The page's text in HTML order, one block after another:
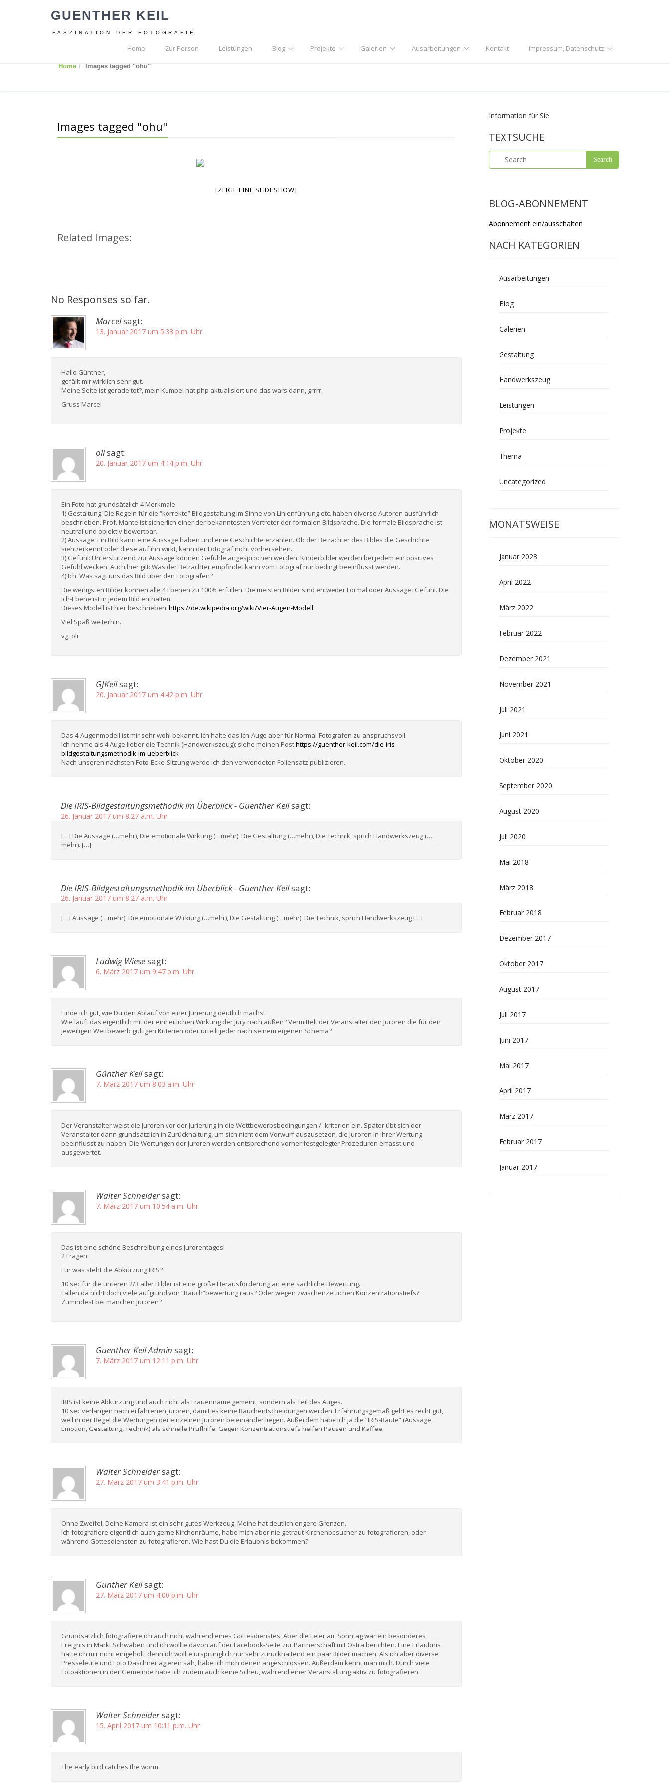
GUENTHER KEIL
FASZINATION DER FOTOGRAFIE
Home Zur Person Leistungen Blog Projekte Galerien Ausarbeitungen Kontakt Impressum, Datenschutz
Home Images tagged "ohu"
Images tagged "ohu"
[ZEIGE EINE SLIDESHOW]
Related Images:
No Responses so far.
Marcelsagt:
13. Januar 2017 um 5:33 p.m. Uhr
Hallo Günther,
gefällt mir wirklich sehr gut.
Meine Seite ist gerade tot?, mein Kumpel hat php aktualisiert und das wars dann, grrrr.
Gruss Marcel
olisagt:
20. Januar 2017 um 4:14 p.m. Uhr
Ein Foto hat grundsätzlich 4 Merkmale
1) Gestaltung: Die Regeln für die “korrekte” Bildgestaltung im Sinne von Linienführung etc. haben diverse Autoren ausführlich
beschrieben. Prof. Mante ist sicherlich einer der bekanntesten Vertreter der formalen Bildsprache. Die formale Bildsprache ist
neutral und objektiv bewertbar.
2) Aussage: Ein Bild kann eine Aussage haben und eine Geschichte erzählen. Ob der Betrachter des Bildes die Geschichte
sieht/erkennt oder diese auf ihn wirkt, kann der Fotograf nicht vorhersehen.
3) Gefühl: Unterstützend zur Aussage können Gefühle angesprochen werden. Kinderbilder werden bei jedem ein positives
Gefühl wecken. Auch hier gilt: Was der Betrachter empfindet kann vom Fotograf nur bedingt beeinflusst werden.
4) Ich: Was sagt uns das Bild über den Fotografen?
Die wenigsten Bilder können alle 4 Ebenen zu 100% erfüllen. Die meisten Bilder sind entweder Formal oder Aussage+Gefühl. Die
Ich-Ebene ist in jedem Bild enthalten.
Dieses Modell ist hier beschrieben: https://de.wikipedia.org/wiki/Vier-Augen-Modell
Viel Spaß weiterhin.
vg, oli
GJKeilsagt:
20. Januar 2017 um 4:42 p.m. Uhr
Das 4-Augenmodell ist mir sehr wohl bekannt. Ich halte das Ich-Auge aber für Normal-Fotografen zu anspruchsvoll.
Ich nehme als 4.Auge lieber die Technik (Handwerkszeug); siehe meinen Posthttps://guenther-keil.com/die-iris-
bildgestaltungsmethodik-im-ueberblick
Nach unseren nächsten Foto-Ecke-Sitzung werde ich den verwendeten Foliensatz publizieren.
Die IRIS-Bildgestaltungsmethodik im Überblick - Guenther Keilsagt:
26. Januar 2017 um 8:27 a.m. Uhr
[…] Die Aussage (…mehr), Die emotionale Wirkung (…mehr), Die Gestaltung (…mehr), Die Technik, sprich Handwerkszeug (…
mehr). […]
Die IRIS-Bildgestaltungsmethodik im Überblick - Guenther Keilsagt:
26. Januar 2017 um 8:27 a.m. Uhr
[…] Aussage (…mehr), Die emotionale Wirkung (…mehr), Die Gestaltung (…mehr), Die Technik, sprich Handwerkszeug […]
Ludwig Wiesesagt:
6. März 2017 um 9:47 p.m. Uhr
Finde ich gut, wie Du den Ablauf von einer Jurierung deutlich machst.
Wie läuft das eigentlich mit der einheitlichen Wirkung der Jury nach außen? Vermittelt der Veranstalter den Juroren die für den
jeweiligen Wettbewerb gültigen Kriterien oder urteilt jeder nach seinem eigenen Schema?
Günther Keilsagt:
7. März 2017 um 8:03 a.m. Uhr
Der Veranstalter weist die Juroren vor der Jurierung in die Wettbewerbsbedingungen / -kriterien ein. Später übt sich der
Veranstalter dann grundsätzlich in Zurückhaltung, um sich nicht dem Vorwurf auszusetzen, die Juroren in ihrer Wertung
beeinflusst zu haben. Die Wertungen der Juroren werden entsprechend vorher festgelegter Prozeduren erfasst und
ausgewertet.
Walter Schneidersagt:
7. März 2017 um 10:54 a.m. Uhr
Das ist eine schöne Beschreibung eines Jurorentages!
2 Fragen:
Für was steht die Abkürzung IRIS?
10 sec für die unteren 2/3 aller Bilder ist eine große Herausforderung an eine sachliche Bewertung.
Fallen da nicht doch viele aufgrund von “Bauch”bewertung raus? Oder wegen zwischenzeitlichen Konzentrationstiefs?
Zumindest bei manchen Juroren?
Guenther Keil Admin sagt:
7. März 2017 um 12:11 p.m. Uhr
IRIS ist keine Abkürzung und auch nicht als Frauenname gemeint, sondern als Teil des Auges.
10 sec verlangen nach erfahrenen Juroren, damit es keine Bauchentscheidungen werden. Erfahrungsgemäß geht es recht gut,
weil in der Regel die Wertungen der einzelnen Juroren beieinander liegen. Außerdem habe ich ja die “IRIS-Raute” (Aussage,
Emotion, Gestaltung, Technik) als schnelle Prüfhilfe. Gegen Konzentrationstiefs helfen Pausen und Kaffee.
Walter Schneidersagt:
27. März 2017 um 3:41 p.m. Uhr
Ohne Zweifel, Deine Kamera ist ein sehr gutes Werkzeug. Meine hat deutlich engere Grenzen.
Ich fotografiere eigentlich auch gerne Kirchenräume, habe mich aber nie getraut Kirchenbesucher zu fotografieren, oder
während Gottesdiensten zu fotografieren. Wie hast Du die Erlaubnis bekommen?
Günther Keilsagt:
27. März 2017 um 4:00 p.m. Uhr
Grundsätzlich fotografiere ich auch nicht während eines Gottesdienstes. Aber die Feier am Sonntag war ein besonderes
Ereignis in Markt Schwaben und ich wollte davon auf der Facebook-Seite zur Partnerschaft mit Ostra berichten. Eine Erlaubnis
hatte ich mir nicht eingeholt, denn ich wollte ursprünglich nur sehr zurückhaltend ein paar Bilder machen. Als ich aber diverse
Presseleute und Foto Daschner agieren sah, habe ich mich denen angeschlossen. Außerdem kennt man mich. Durch viele
Fotoaktionen in der Gemeinde habe ich zudem auch keine Scheu, während einer Veranstaltung aktiv zu fotografieren.
Walter Schneidersagt:
15. April 2017 um 10:11 p.m. Uhr
The early bird catches the worm.
Information für Sie
TEXTSUCHE
BLOG-ABONNEMENT
Abonnement ein/ausschalten
NACH KATEGORIEN
Ausarbeitungen
Blog
Galerien
Gestaltung
Handwerkszeug
Leistungen
Projekte
Thema
Uncategorized
MONATSWEISE
Januar 2023
April 2022
März 2022
Februar 2022
Dezember 2021
November 2021
Juli 2021
Juni 2021
Oktober 2020
September 2020
August 2020
Juli 2020
Mai 2018
März 2018
Februar 2018
Dezember 2017
Oktober 2017
August 2017
Juli 2017
Juni 2017
Mai 2017
April 2017
März 2017
Februar 2017
Januar 2017